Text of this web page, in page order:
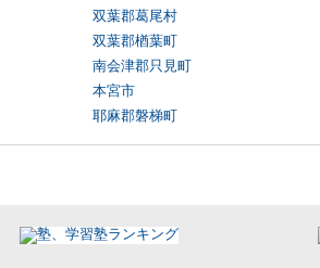
双葉郡葛尾村
双葉郡楢葉町
南会津郡只見町
本宮市
耶麻郡磐梯町